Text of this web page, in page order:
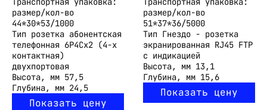
размер/кол-во
44*30*53/1000
Тип розетка абонентская
телефонная 6P4Cx2 (4-х
контактная)
двухпортовая
Высота, мм 57,5
Глубина, мм 24,5
Показать цену
размер/кол-во
51*37*36/5000
Тип Гнездо - розетка
экранированная RJ45 FTP
с индикацией
Высота, мм 13,1
Глубина, мм 15,6
Показать цену